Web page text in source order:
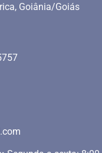
Goiânia/Goiás